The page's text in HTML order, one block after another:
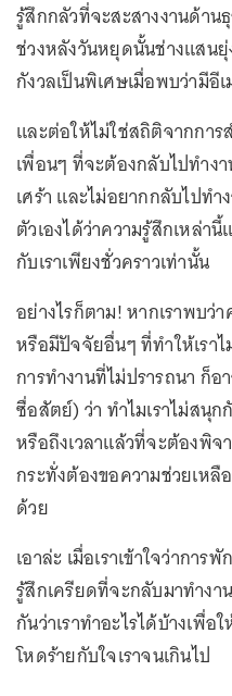
รู้สึกกลัวที่จะสะสางงานด้าน
ช่วงหลังวันหยุดนั้นช่างแสน
กังวลเป็นพิเศษเมื่อพบว่ามีอี
และต่อให้ไม่ใช่สถิติจากกา
เพื่อนๆ ที่จะต้องกลับไปทำง
เศร้า และไม่อยากกลับไปทำ
ตัวเองได้ว่าความรู้สึกเหล่า
กับเราเพียงชั่วคราวเท่านั้น
อย่างไรก็ตาม! หากเราพบว่
หรือมีปัจจัยอื่นๆ ที่ทำให้เรา
การทำงานที่ไม่ปรารถนา ก็
ซื่อสัตย์) ว่า ทำไมเราไม่สนุก
หรือถึงเวลาแล้วที่จะต้องพิจ
กระทั่งต้องขอความช่วยเห
ด้วย
เอาล่ะ เมื่อเราเข้าใจว่ากา
รู้สึกเครียดที่จะกลับมาทำงา
กันว่าเราทำอะไรได้บ้างเพื่
โหดร้ายกับใจเราจนเกินไป